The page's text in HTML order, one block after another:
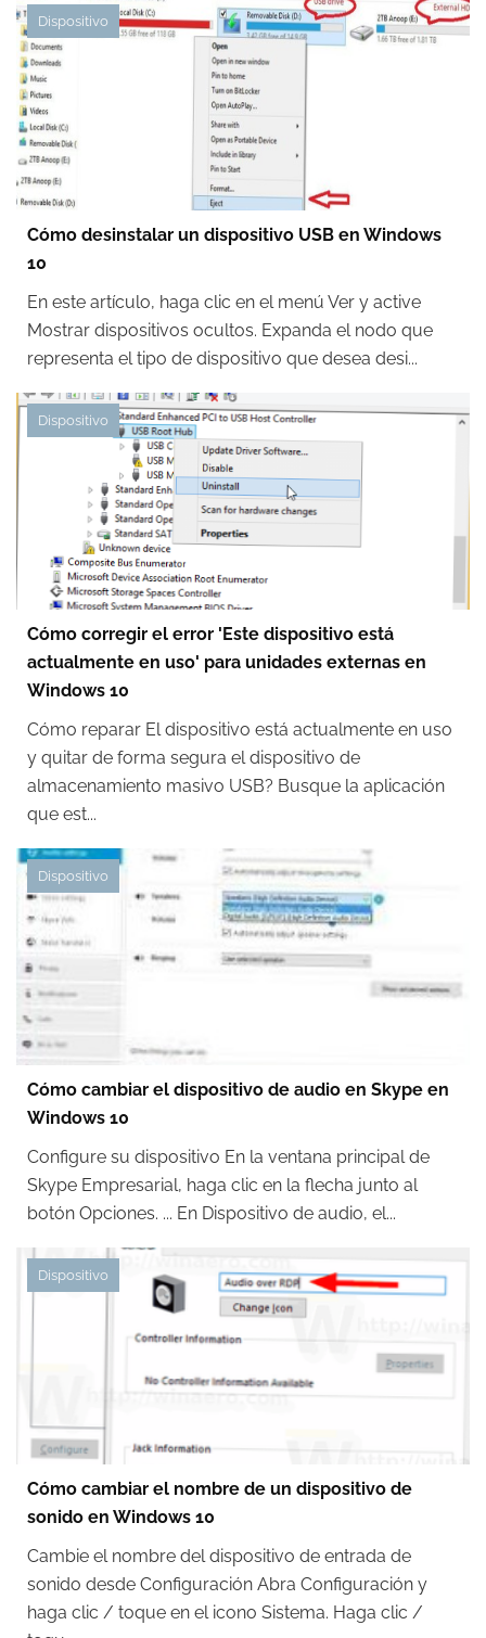
Dispositivo
Cómo desinstalar un dispositivo USB en Windows
10
En este artículo, haga clic en el menú Ver y active
Mostrar dispositivos ocultos. Expanda el nodo que
representa el tipo de dispositivo que desea desi...
Dispositivo
Cómo corregir el error 'Este dispositivo está
actualmente en uso' para unidades externas en
Windows 10
Cómo reparar El dispositivo está actualmente en uso
y quitar de forma segura el dispositivo de
almacenamiento masivo USB? Busque la aplicación
que est...
Dispositivo
Cómo cambiar el dispositivo de audio en Skype en
Windows 10
Configure su dispositivo En la ventana principal de
Skype Empresarial, haga clic en la flecha junto al
botón Opciones. ... En Dispositivo de audio, el...
Dispositivo
Cómo cambiar el nombre de un dispositivo de
sonido en Windows 10
Cambie el nombre del dispositivo de entrada de
sonido desde Configuración Abra Configuración y
haga clic / toque en el icono Sistema. Haga clic /